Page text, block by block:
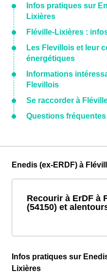
Infos pratiques sur
Lixières
Fléville-Lixières :
Les Flevillois et leur
énergétiques
Informations
Flevillois
Se raccorder à
Questions
Enedis (ex-ERDF) à
Recourir à ErDF à
(54150) et
Infos pratiques sur
Lixières